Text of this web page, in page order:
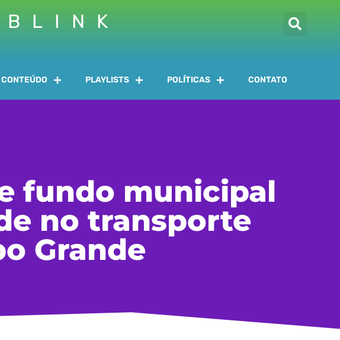
BLINK
CONTEÚDO PLAYLISTS POLÍTICAS CONTATO
fundo municipal
no transporte
Grande